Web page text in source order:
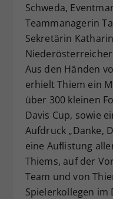
Schweda,
Teammanagerin
Sekretärin
Aus den Händen
erhielt Thiem ein
über 300 kleinen
Davis Cup, sowie
Aufdruck „Danke,
eine Auflistung
Thiems, auf der
Team und von
Spielerkollegen im